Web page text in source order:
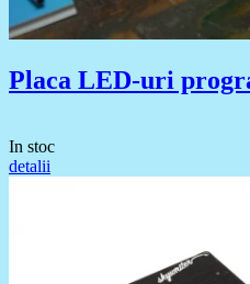
Placa LED-uri
In stoc
detalii